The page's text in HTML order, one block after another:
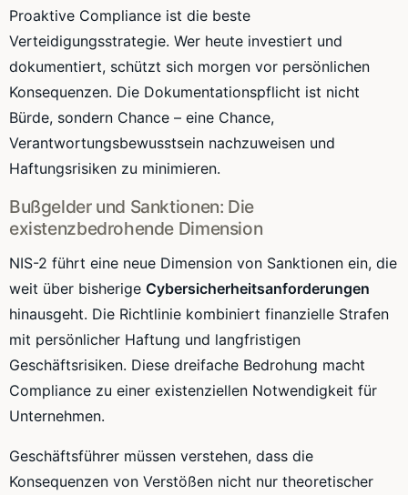
Proaktive Compliance ist die beste
Verteidigungsstrategie. Wer heute investiert und
dokumentiert, schützt sich morgen vor persönlichen
Konsequenzen. Die Dokumentationspflicht ist nicht
Bürde, sondern Chance – eine Chance,
Verantwortungsbewusstsein nachzuweisen und
Haftungsrisiken zu minimieren.
Bußgelder und Sanktionen: Die
existenzbedrohende Dimension
NIS-2 führt eine neue Dimension von Sanktionen ein, die
weit über bisherige Cybersicherheitsanforderungen
hinausgeht. Die Richtlinie kombiniert finanzielle Strafen
mit persönlicher Haftung und langfristigen
Geschäftsrisiken. Diese dreifache Bedrohung macht
Compliance zu einer existenziellen Notwendigkeit für
Unternehmen.
Geschäftsführer müssen verstehen, dass die
Konsequenzen von Verstößen nicht nur theoretischer